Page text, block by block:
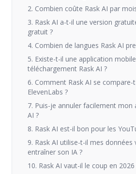
2. Combien coûte Rask AI par
3. Rask AI a-t-il une version
gratuit ?
4. Combien de langues Rask AI
5. Existe-t-il une application
téléchargement Rask AI ?
6. Comment Rask AI se compare-
ElevenLabs ?
7. Puis-je annuler facilement mon
AI ?
8. Rask AI est-il bon pour les
9. Rask AI utilise-t-il mes données
entraîner son IA ?
10. Rask AI vaut-il le coup en 2026